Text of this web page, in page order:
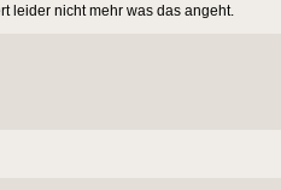
leider nicht mehr was das angeht.